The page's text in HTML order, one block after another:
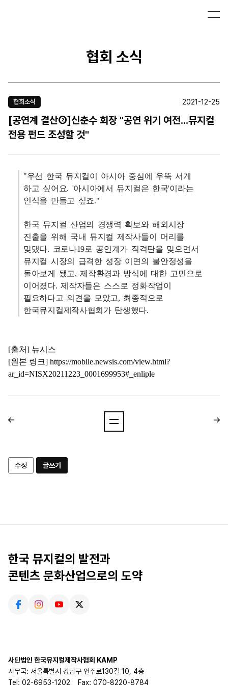
협회 소식
협회소식 2021-12-25
[공연계 결산②]신춘수 회장 "공연 위기 여전...뮤지컬
전용 펀드 조성할 것"
"우선 한국 뮤지컬이 아시아 중심에 우뚝 서게
하고 싶어요. '아시아에서 뮤지컬은 한국'이라는
인식을 만들고 싶죠."
한국 뮤지컬 산업의 경쟁력 확보와 해외시장
진출을 위해 국내 뮤지컬 제작사들이 머리를
맞댔다. 코로나19로 공연계가 직격탄을 맞으면서
뮤지컬 시장의 급격한 성장 이면의 불안정성을
돌아보게 됐고, 제작환경과 방식에 대한 고민으로
이어졌다. 제작자들은 스스로 정화작업이
필요하다고 의견을 모았고, 최종적으로
한국뮤지컬제작사협회가 탄생했다.
[출처] 뉴시스
[원본 링크] https://mobile.newsis.com/view.html?
ar_id=NISX20211223_0001699953#_enliple
수정 글쓰기
한국 뮤지컬의 발전과
콘텐츠 문화산업으로의 도약
사단법인 한국뮤지컬제작사협회 KAMP
사무국: 서울특별시 강남구 언주로130길 10, 4층
Tel: 02-6953-1202
Fax: 070-8220-8784